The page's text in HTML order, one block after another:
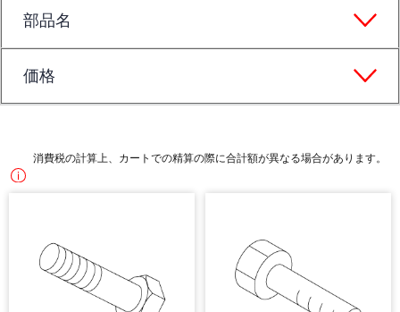
部品名
価格
消費税の計算上、カートでの精算の際に合計額が異なる場合があります。